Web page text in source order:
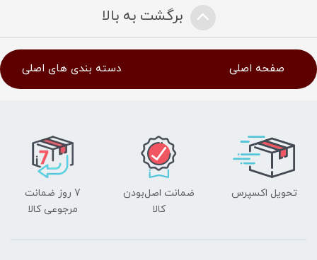
برگشت به بالا
صفحه اصلی دسته بندی های اصلی
تحویل اکسپرس
ضمانت اصل‌بودن
کالا
7 روز ضمانت
مرجوعی کالا